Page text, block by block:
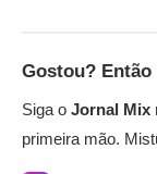
Gostou?
Siga o Jornal Mix
primeira mão.